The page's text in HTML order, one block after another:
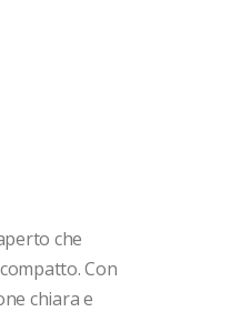
che
Con
chiara e